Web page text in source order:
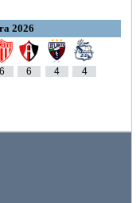
2026
6 6 4 4